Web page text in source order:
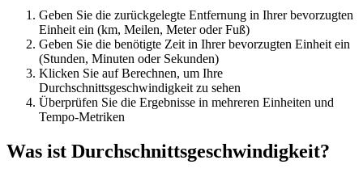
Geben Sie die zurückgelegte Entfernung in Ihrer bevorzugten
Einheit ein (km, Meilen, Meter oder Fuß)
Geben Sie die benötigte Zeit in Ihrer bevorzugten Einheit ein
(Stunden, Minuten oder Sekunden)
Klicken Sie auf Berechnen, um Ihre
Durchschnittsgeschwindigkeit zu sehen
Überprüfen Sie die Ergebnisse in mehreren Einheiten und
Tempo-Metriken
Was ist Durchschnittsgeschwindigkeit?